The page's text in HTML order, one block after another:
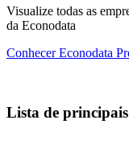
Visualize todas as
da Econodata
Conhecer Econodata
Lista de